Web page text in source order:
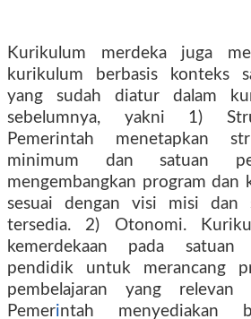
Kurikulum merdeka juga
kurikulum berbasis konteks
yang sudah diatur dalam
sebelumnya, yakni 1)
Pemerintah menetapkan
minimum dan satuan
mengembangkan program dan
sesuai dengan visi misi dan
tersedia. 2) Otonomi.
kemerdekaan pada
pendidik untuk merancang
pembelajaran yang relevan
Pemerintah menyediakan